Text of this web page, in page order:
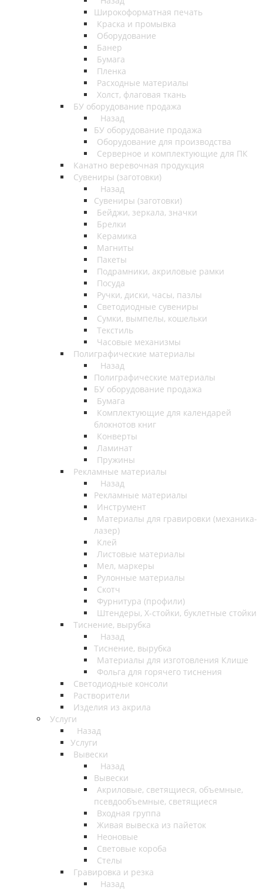
Широкоформатная печать
Краска и промывка
Оборудование
Банер
Бумага
Пленка
Расходные материалы
Холст, флаговая ткань
БУ оборудование продажа
Назад
БУ оборудование продажа
Оборудование для производства
Серверное и комплектующие для ПК
Канатно веревочная продукция
Сувениры (заготовки)
Назад
Сувениры (заготовки)
Бейджи, зеркала, значки
Брелки
Керамика
Магниты
Пакеты
Подрамники, акриловые рамки
Посуда
Ручки, диски, часы, пазлы
Светодиодные сувениры
Сумки, вымпелы, кошельки
Текстиль
Часовые механизмы
Полиграфические материалы
Назад
Полиграфические материалы
БУ оборудование продажа
Бумага
Комплектующие для календарей
блокнотов книг
Конверты
Ламинат
Пружины
Рекламные материалы
Назад
Рекламные материалы
Инструмент
Материалы для гравировки (механика-
лазер)
Клей
Листовые материалы
Мел, маркеры
Рулонные материалы
Скотч
Фурнитура (профили)
Штендеры, Х-стойки, буклетные стойки
Тиснение, вырубка
Назад
Тиснение, вырубка
Материалы для изготовления Клише
Фольга для горячего тиснения
Светодиодные консоли
Растворители
Изделия из акрила
Услуги
Назад
Услуги
Вывески
Назад
Вывески
Акриловые, светящиеся, объемные,
псевдообъемные, светящиеся
Входная группа
Живая вывеска из пайеток
Неоновые
Световые короба
Стелы
Гравировка и резка
Назад